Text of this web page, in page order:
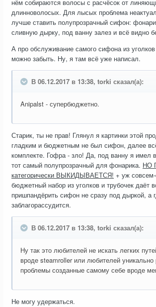
нём собираются волосы с расчёсок от
длинноволосых. Для лысых проблема
лучше ставить полупрозрачный сифон:
сливную дырку, под ванну залез и всё видно
А про обслуживание самого сифона из
можно забыть. Ну, я там всё уже написал.
В 06.12.2017 в 13:38, torki сказал(а):
Anipalst - супербюджетно.
Старик, ты не прав! Глянул я картинки этой
гладким и бюджетным не был сифон, далее
комплекте. Гофра - зло! Да, под ванну я имел
тот самый полупрозрачный для фонарика. НО
категорически ВЫКИДЫВАЕТСЯ! + уж
бюджетный набор из уголков и трубочек даёт
пришпандёрить сифон не сразу под дыркой, а
заблагорассудится.
В 06.12.2017 в 13:38, torki сказал(а):
Ну так это любителей не искать легких
вроде steamroller или любителей уникально
проблемы созданные самому себе вроде
Не могу удержаться.